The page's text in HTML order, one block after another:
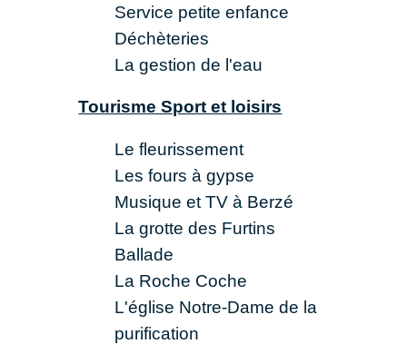
Service petite enfance
Déchèteries
La gestion de l'eau
Tourisme Sport et loisirs
Le fleurissement
Les fours à gypse
Musique et TV à Berzé
La grotte des Furtins
Ballade
La Roche Coche
L'église Notre-Dame de la
purification